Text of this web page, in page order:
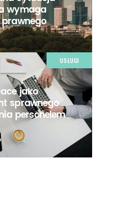
wymaga
USŁUGI
jako
sprawnego
personelem